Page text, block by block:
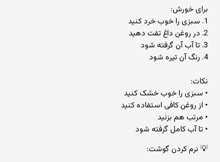
برای خورش:
1. سبزی را خوب خرد کنید
2. در روغن داغ تفت دهید
3. تا آب آن گرفته شود
4. رنگ آن تیره شود
نکات:
• سبزی را خوب خشک کنید
• از روغن کافی استفاده کنید
• مرتب هم بزنید
• تا آب کامل گرفته شود
💡 نرم کردن گوشت: